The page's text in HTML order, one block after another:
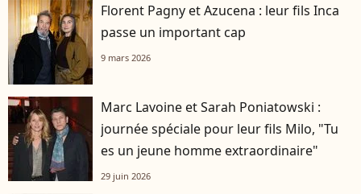
Florent Pagny et Azucena : leur fils Inca
passe un important cap
9 mars 2026
Marc Lavoine et Sarah Poniatowski :
journée spéciale pour leur fils Milo, "Tu
es un jeune homme extraordinaire"
29 juin 2026